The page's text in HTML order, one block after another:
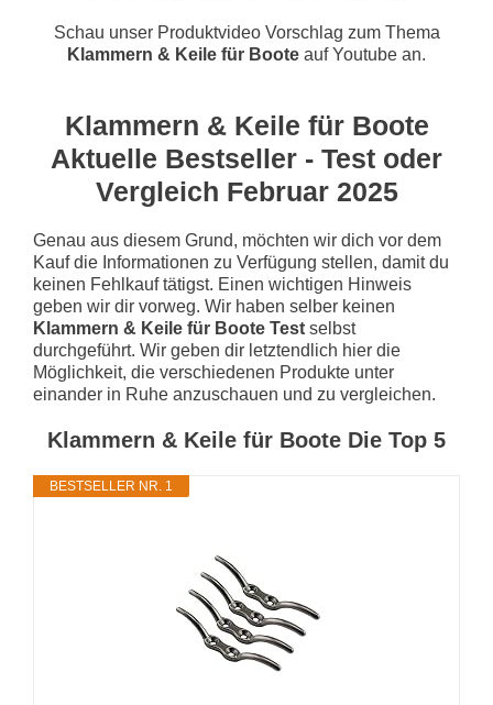
Schau unser Produktvideo Vorschlag zum Thema
Klammern & Keile für Boote auf Youtube an.
Klammern & Keile für Boote
Aktuelle Bestseller - Test oder
Vergleich Februar 2025
Genau aus diesem Grund, möchten wir dich vor dem
Kauf die Informationen zu Verfügung stellen, damit du
keinen Fehlkauf tätigst. Einen wichtigen Hinweis
geben wir dir vorweg. Wir haben selber keinen
Klammern & Keile für Boote Test selbst
durchgeführt. Wir geben dir letztendlich hier die
Möglichkeit, die verschiedenen Produkte unter
einander in Ruhe anzuschauen und zu vergleichen.
Klammern & Keile für Boote Die Top 5
BESTSELLER NR. 1